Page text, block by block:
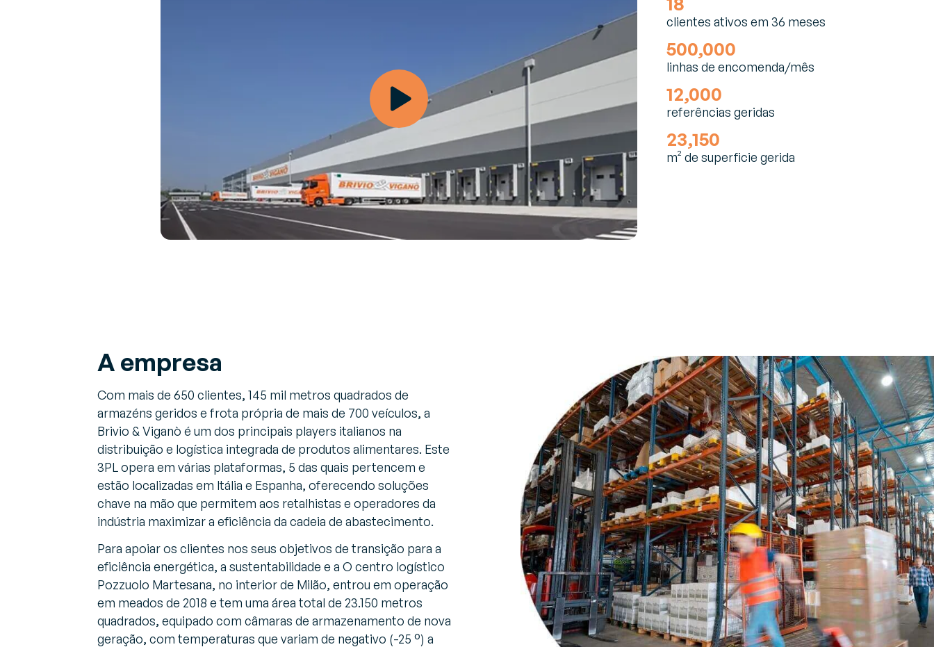
Gestão de inventário (VMI)
Gestão colaborativa de
aprovisionamentos
clientes ativos em 36 meses
500,000
linhas de encomenda/mês
12,000
referências geridas
23,150
m² de superficie gerida
A empresa
Com mais de 650 clientes, 145 mil metros quadrados de
armazéns geridos e frota própria de mais de 700 veículos, a
Brivio & Viganò é um dos principais players italianos na
distribuição e logística integrada de produtos alimentares. Este
3PL opera em várias plataformas, 5 das quais pertencem e
estão localizadas em Itália e Espanha, oferecendo soluções
chave na mão que permitem aos retalhistas e operadores da
indústria maximizar a eficiência da cadeia de abastecimento.
Para apoiar os clientes nos seus objetivos de transição para a
eficiência energética, a sustentabilidade e a O centro logístico
Pozzuolo Martesana, no interior de Milão, entrou em operação
em meados de 2018 e tem uma área total de 23.150 metros
quadrados, equipado com câmaras de armazenamento de nova
geração, com temperaturas que variam de negativo (-25 °) a